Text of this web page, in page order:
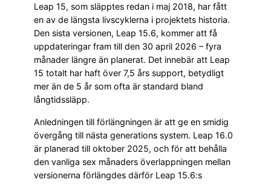
Leap 15, som släpptes redan i maj 2018, har fått
en av de längsta livscyklerna i projektets historia.
Den sista versionen, Leap 15.6, kommer att få
uppdateringar fram till den 30 april 2026 – fyra
månader längre än planerat. Det innebär att Leap
15 totalt har haft över 7,5 års support, betydligt
mer än de 5 år som ofta är standard bland
långtidssläpp.
Anledningen till förlängningen är att ge en smidig
övergång till nästa generations system. Leap 16.0
är planerad till oktober 2025, och för att behålla
den vanliga sex månaders överlappningen mellan
versionerna förlängdes därför Leap 15.6:s